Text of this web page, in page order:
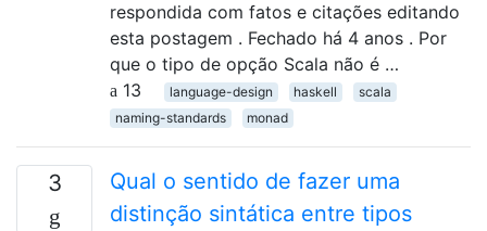
respondida com fatos e citações editando
esta postagem . Fechado há 4 anos . Por
que o tipo de opção Scala não é …
13
language-design haskell
scala
naming-standards
monad
3
Qual o sentido de fazer uma
distinção sintática entre tipos